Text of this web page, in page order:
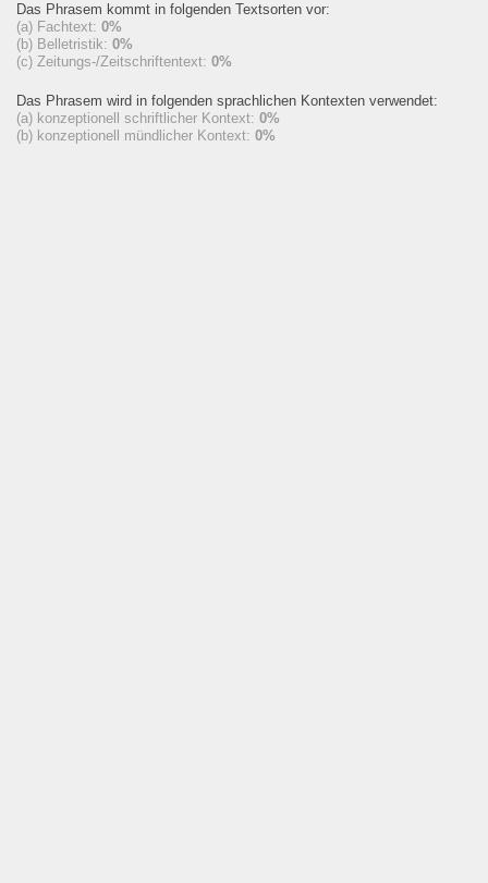
Das Phrasem kommt in folgenden Textsorten vor:
(a) Fachtext: 0%
(b) Belletristik: 0%
(c) Zeitungs-/Zeitschriftentext: 0%
Das Phrasem wird in folgenden sprachlichen Kontexten verwendet:
(a) konzeptionell schriftlicher Kontext: 0%
(b) konzeptionell mündlicher Kontext: 0%